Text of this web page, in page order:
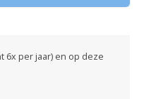
6x per jaar) en op deze